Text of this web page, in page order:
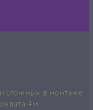
сложных в монтаже
4м